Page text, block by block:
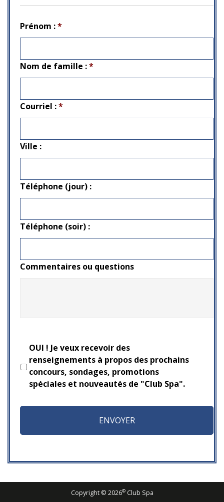
Prénom :*
Nom de famille :*
Courriel :*
Ville :
Téléphone (jour) :
Téléphone (soir) :
Commentaires ou questions
OUI ! Je veux recevoir des
renseignements à propos des prochains
concours, sondages, promotions
spéciales et nouveautés de "Club Spa".
Copyright © 2026©Club Spa